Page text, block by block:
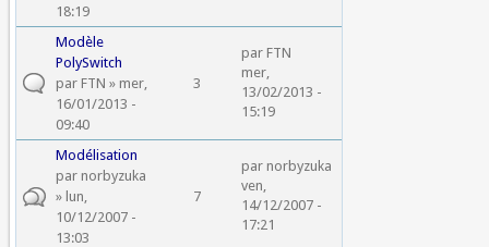
18:19
Modèle
PolySwitch
parFTN » mer,
16/01/2013 -
09:40
3
parFTN
mer,
13/02/2013 -
15:19
Modélisation
parnorbyzuka
» lun,
10/12/2007 -
13:03
7
parnorbyzuka
ven,
14/12/2007 -
17:21